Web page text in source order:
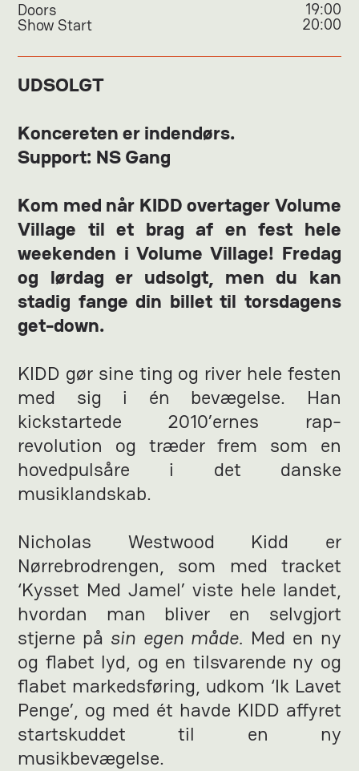
Doors
Show Start
19:00
20:00
UDSOLGT
Koncereten er indendørs.
Support: NS Gang
Kom med når KIDD overtager Volume
Village til et brag af en fest hele
weekenden i Volume Village! Fredag
og lørdag er udsolgt, men du kan
stadig fange din billet til torsdagens
get-down.
KIDD gør sine ting og river hele festen
med sig i én bevægelse. Han
kickstartede 2010’ernes rap-
revolution og træder frem som en
hovedpulsåre i det danske
musiklandskab.
Nicholas Westwood Kidd er
Nørrebrodrengen, som med tracket
‘Kysset Med Jamel’ viste hele landet,
hvordan man bliver en selvgjort
stjerne på sin egen måde. Med en ny
og flabet lyd, og en tilsvarende ny og
flabet markedsføring, udkom ‘Ik Lavet
Penge’, og med ét havde KIDD affyret
startskuddet til en ny
musikbevægelse.